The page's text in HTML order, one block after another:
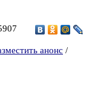
анонс /